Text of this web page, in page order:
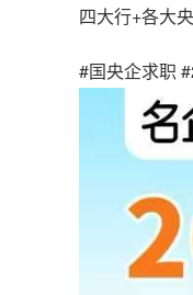
四大行+各大
#国央企求职